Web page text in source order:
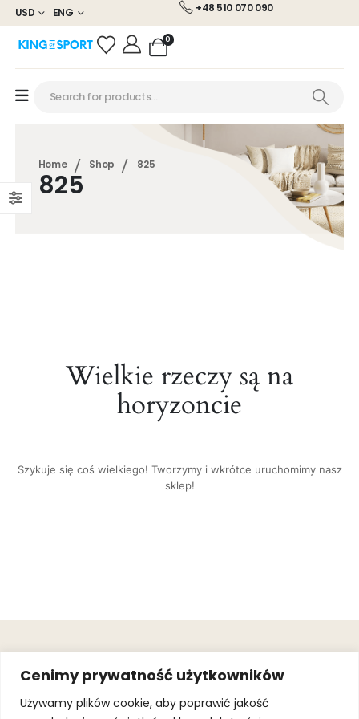
Cenimy prywatność użytkowników
Używamy plików cookie, aby poprawić jakość
USD ENG +48 510 070 090
0
Home Shop 825
825
Wielkie rzeczy są na
horyzoncie
Szykuje się coś wielkiego! Tworzymy i wkrótce uruchomimy nasz
sklep!
+48 510 070
JOIN OUR
MAILING
OBSŁUGA
KLIENTA
Gwarancja
.
.